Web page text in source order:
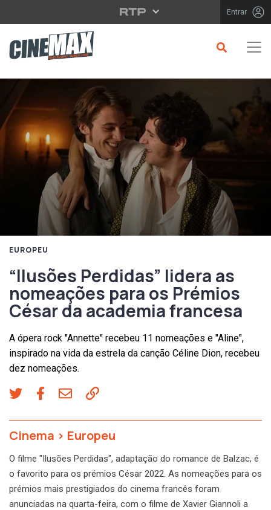
Saltar para o conteúdo principal Entrar
EUROPEU
“Ilusões Perdidas” lidera as
nomeações para os Prémios
César da academia francesa
A ópera rock "Annette" recebeu 11 nomeações e "Aline",
inspirado na vida da estrela da canção Céline Dion, recebeu
dez nomeações.
Cinema > Europeu
O filme "Ilusões Perdidas", adaptação do romance de Balzac, é
o favorito para os prémios César 2022. As nomeações para os
prémios mais prestigiados do cinema francês foram
anunciadas na quarta-feira, com o filme de Xavier Giannoli a